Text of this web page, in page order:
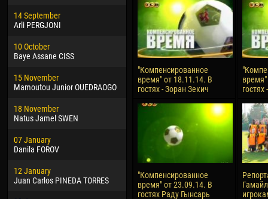
14 September
Arli PERGJONI
10 October
Baye Assane CISS
15 November
Mamoutou Junior OUEDRAOGO
18 November
Natus Jamel SWEN
07 January
Danila FOROV
12 January
Juan Carlos PINEDA TORRES
24 February
Vladislav COSTIN
02 March
Veaceslav COZMA
09 March
Emmanuel AFETSE
Jayder Moreno ASPRILLA
Samba KONÉ
26 March
Vitor Hugo Morais de OLIVEIRA
28 March
13
24
15
28
10
15
"Компенсированное
время" от 18.11.14. В
гостях - Зоран Зекич
"Компенсированное
время" от 23.09.14. В
гостях Раду Гынсарь